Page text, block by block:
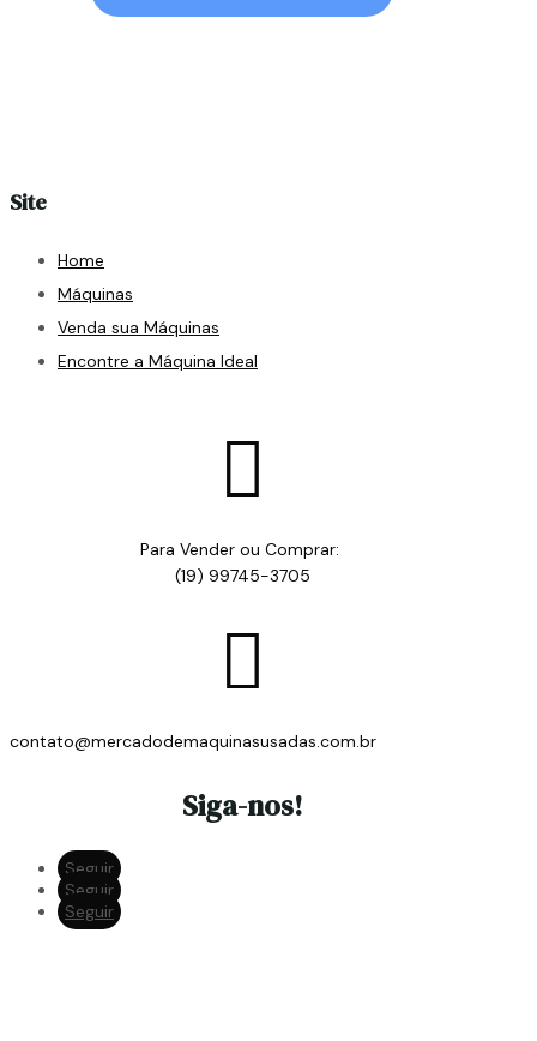
Site
Home
Máquinas
Venda sua Máquinas
Encontre a Máquina Ideal

Para Vender ou Comprar:
(19) 99745-3705

contato@mercadodemaquinasusadas.com.br
Siga-nos!
Seguir
Seguir
Seguir